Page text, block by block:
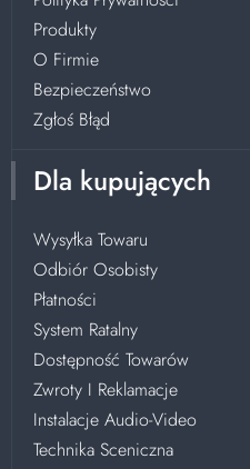
Produkty
O Firmie
Bezpieczeństwo
Zgłoś Błąd
Dla kupujących
Wysyłka Towaru
Odbiór Osobisty
Płatności
System Ratalny
Dostępność Towarów
Zwroty I Reklamacje
Instalacje Audio-Video
Technika Sceniczna